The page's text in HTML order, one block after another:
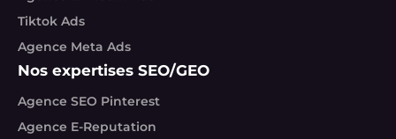
Tiktok Ads
Agence Meta Ads
Nos expertises SEO/GEO
Agence SEO Pinterest
Agence E-Reputation